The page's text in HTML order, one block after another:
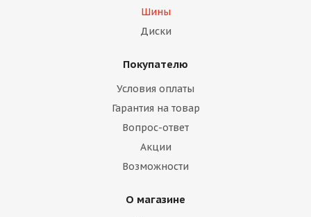
Шины
Диски
Покупателю
Условия оплаты
Гарантия на товар
Вопрос-ответ
Акции
Возможности
О магазине